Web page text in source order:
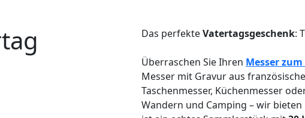
Das perfekteVatertagsgeschenk:
Überraschen Sie Ihren Messer
Messer mit Gravur aus
Taschenmesser, Küchenmesser
Wandern und Camping – wir bieten